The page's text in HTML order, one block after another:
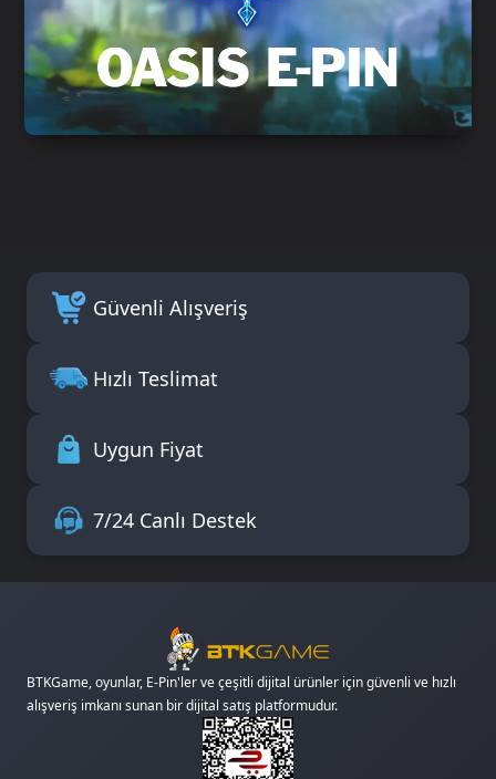
Güvenli Alışveriş
Hızlı Teslimat
Uygun Fiyat
7/24 Canlı Destek
BTKGame, oyunlar, E-Pin'ler ve çeşitli dijital ürünler için güvenli ve hızlı
alışveriş imkanı sunan bir dijital satış platformudur.